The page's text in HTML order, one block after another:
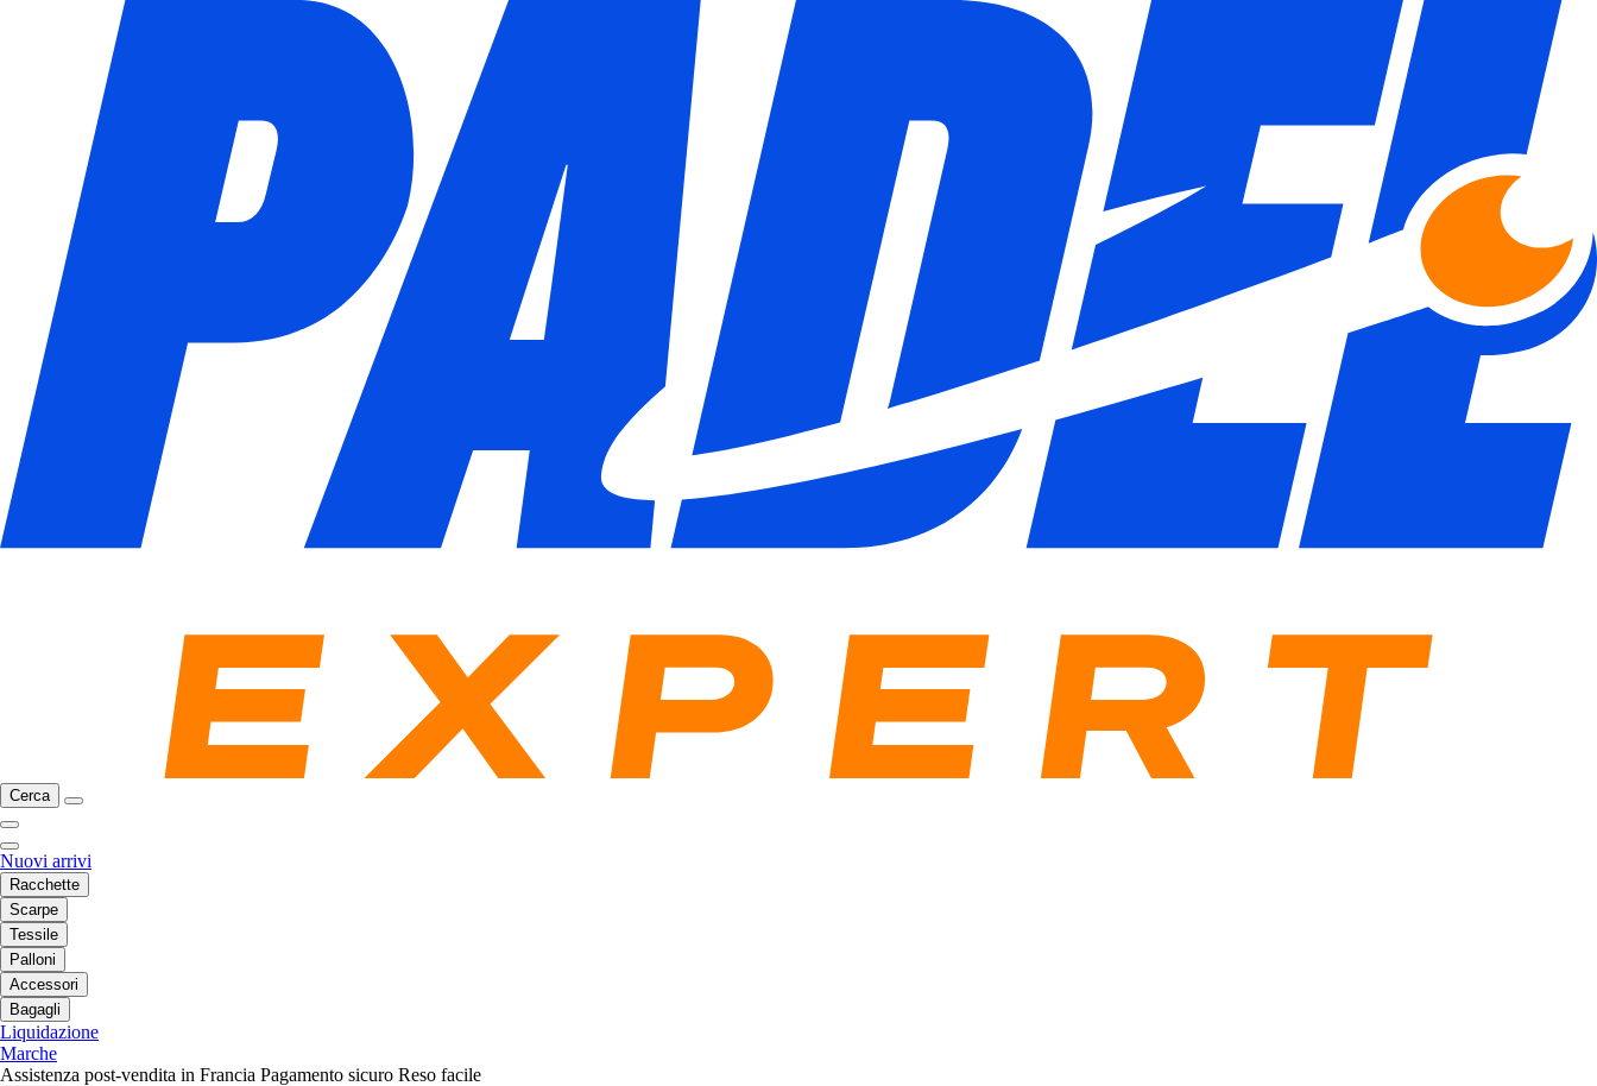
Cerca
Nuovi arrivi
Racchette
Scarpe
Tessile
Palloni
Accessori
Bagagli
Liquidazione
Marche
Assistenza post-vendita in Francia Pagamento sicuro Reso facile